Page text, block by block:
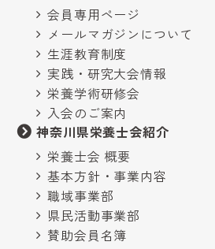
会員専用ページ
メールマガジンについて
生涯教育制度
実践・研究大会情報
栄養学術研修会
入会のご案内
神奈川県栄養士会紹介
栄養士会 概要
基本方針・事業内容
職域事業部
県民活動事業部
賛助会員名簿